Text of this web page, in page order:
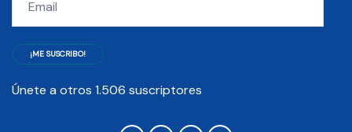
¡ME SUSCRIBO!
Únete a otros 1.506 suscriptores